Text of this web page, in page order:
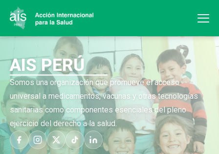
AIS PERÚ
Somos una organización que promueve el acceso
universal a medicamentos, vacunas y otras tecnologías
sanitarias como componentes esenciales del pleno
ejercicio del derecho a la salud.